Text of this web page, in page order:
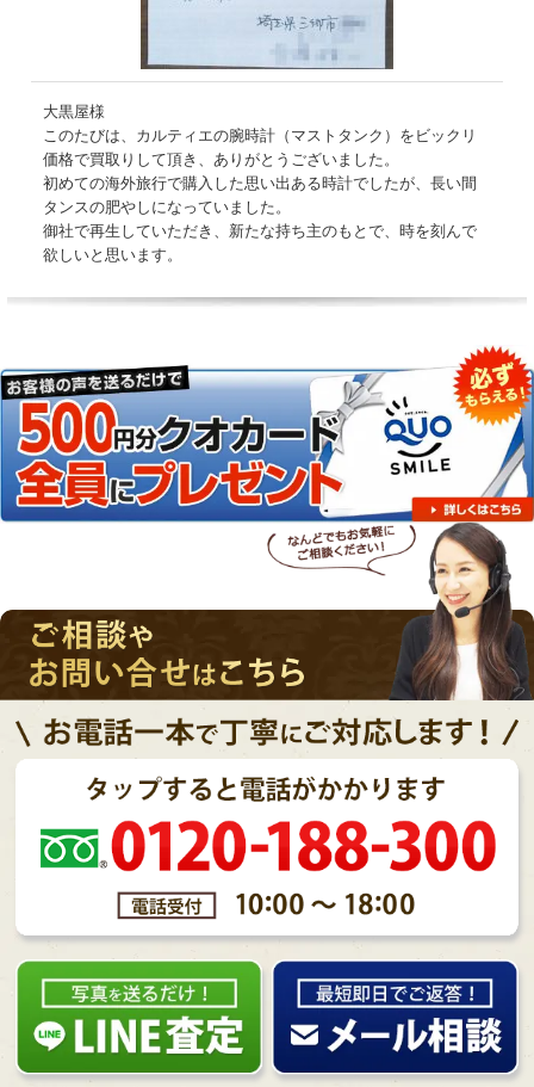
大黒屋様
このたびは、カルティエの腕時計（マストタンク）をビックリ
価格で買取りして頂き、ありがとうございました。
初めての海外旅行で購入した思い出ある時計でしたが、長い間
タンスの肥やしになっていました。
御社で再生していただき、新たな持ち主のもとで、時を刻んで
欲しいと思います。